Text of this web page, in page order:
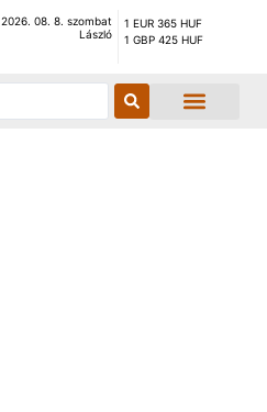
2026. 08. 8. szombat
László
1 EUR 365 HUF
1 GBP 425 HUF